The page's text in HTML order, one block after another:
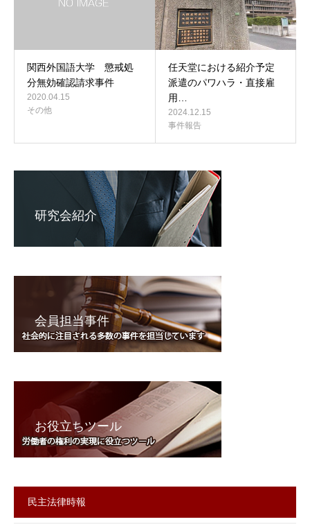
関西外国語大学 懲戒処
分無効確認請求事件
2020.04.15
その他
任天堂における紹介予定
派遣のパワハラ・直接雇
用…
2024.12.15
事件報告
研究会紹介
会員担当事件
お役立ちツール
民主法律時報